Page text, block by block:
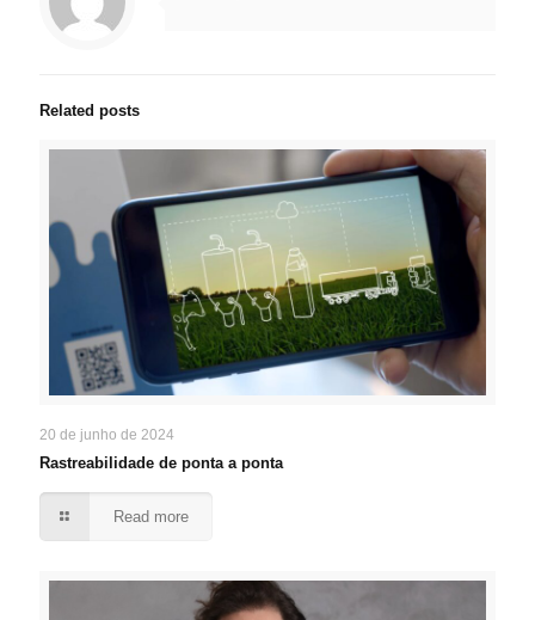
Related posts
20 de junho de 2024
Rastreabilidade de ponta a ponta
Read more